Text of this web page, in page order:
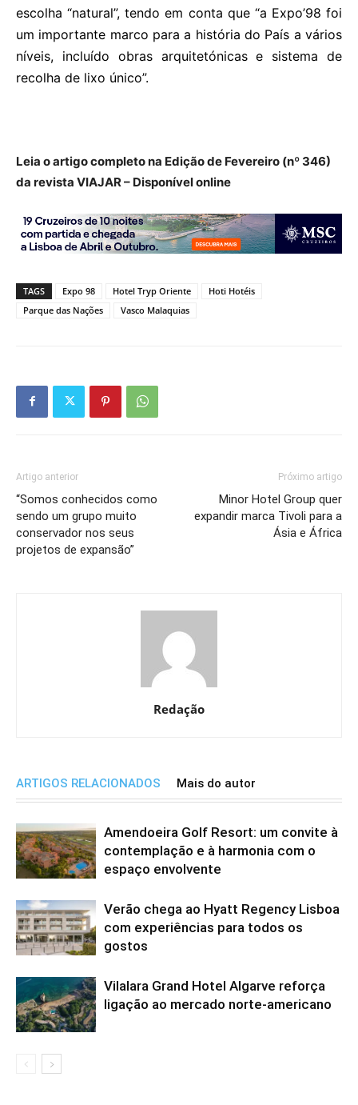
escolha “natural”, tendo em conta que “a Expo’98 foi
um importante marco para a história do País a vários
níveis, incluído obras arquitetónicas e sistema de
recolha de lixo único”.
Leia o artigo completo na Edição de Fevereiro (nº 346)
da revista VIAJAR – Disponível online
TAGS Expo 98 Hotel Tryp Oriente
Hoti Hotéis
Parque das Nações
Vasco Malaquias
Artigo anterior
“Somos conhecidos como
sendo um grupo muito
conservador nos seus
projetos de expansão”
Próximo artigo
Minor Hotel Group quer
expandir marca Tivoli para a
Ásia e África
Redação
ARTIGOS RELACIONADOS Mais do autor
Amendoeira Golf Resort: um convite à
contemplação e à harmonia com o
espaço envolvente
Verão chega ao Hyatt Regency Lisboa
com experiências para todos os
gostos
Vilalara Grand Hotel Algarve reforça
ligação ao mercado norte-americano